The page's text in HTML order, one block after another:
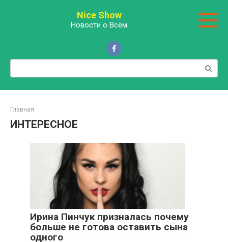
Nice Show
Новости о Всём
Поиск:
Главная
ИНТЕРЕСНОЕ
Ирина Пинчук призналась почему
больше не готова оставить сына
одного